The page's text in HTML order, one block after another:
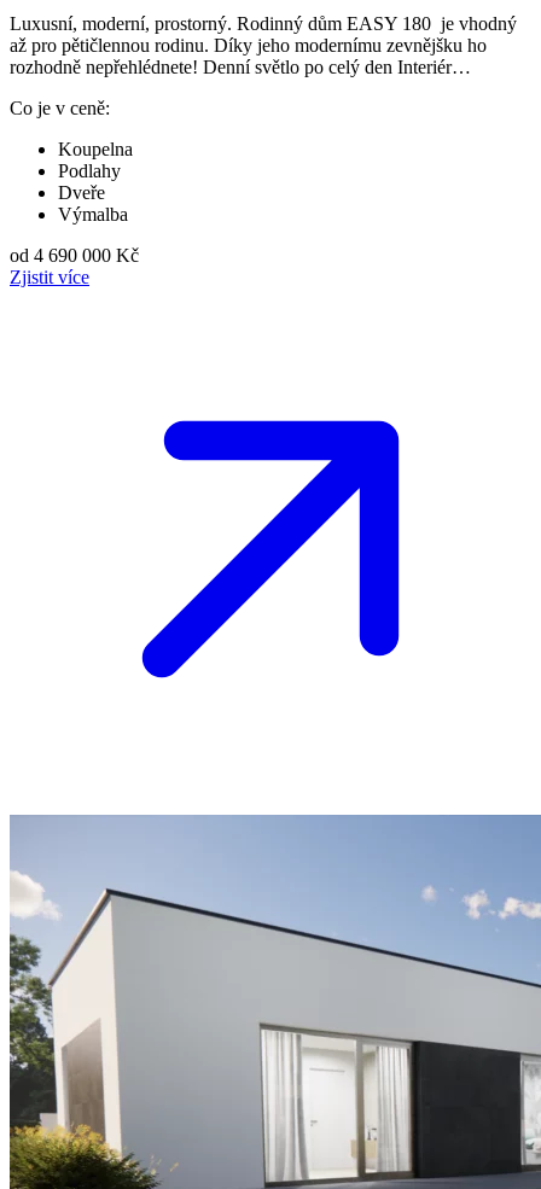
Luxusní, moderní, prostorný. Rodinný dům EASY 180 je vhodný
až pro pětičlennou rodinu. Díky jeho modernímu zevnějšku ho
rozhodně nepřehlédnete! Denní světlo po celý den Interiér…
Co je v ceně:
Koupelna
Podlahy
Dveře
Výmalba
od 4 690 000 Kč
Zjistit více